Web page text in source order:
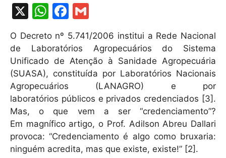
X
W
at
s
A
p
p
F
a
c
e
b
o
o
k
m
ai
l
O Decreto nº 5.741/2006 institui a Rede Nacional
de Laboratórios Agropecuários do Sistema
Unificado de Atenção à Sanidade Agropecuária
(SUASA), constituída por Laboratórios Nacionais
Agropecuários (LANAGRO) e por
laboratórios públicos e privados credenciados [3].
Mas, o que vem a ser “credenciamento”?
Em magnífico artigo, o Prof. Adilson Abreu Dallari
provoca: “Credenciamento é algo como bruxaria:
ninguém acredita, mas que existe, existe!” [2].